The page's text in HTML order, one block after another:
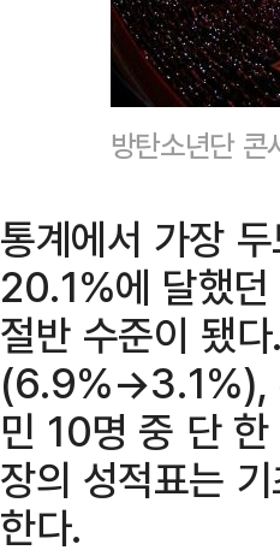
방탄소년단
통계에서 가장
20.1%에 달했
절반 수준이 됐
(6.9%→3.1%),
민 10명 중 단
장의 성적표는
한다.